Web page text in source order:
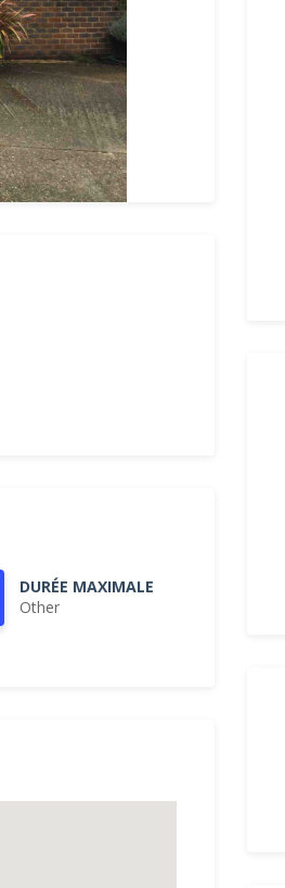
DURÉE MAXIMALE
Other